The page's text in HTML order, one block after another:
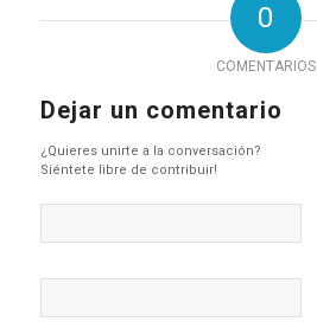
0
COMENTARIOS
Dejar un comentario
¿Quieres unirte a la conversación?
Siéntete libre de contribuir!